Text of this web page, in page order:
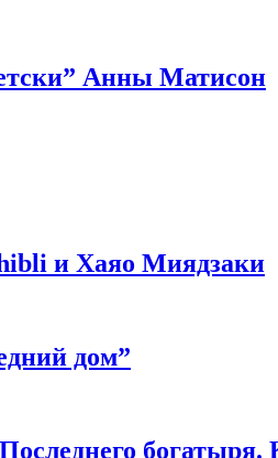
Анны Матисон
и Хаяо Миядзаки
дом”
богатыря.